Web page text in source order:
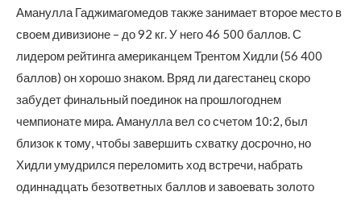
Аманулла Гаджимагомедов также занимает второе место в
своем дивизионе – до 92 кг. У него 46 500 баллов. С
лидером рейтинга американцем Трентом Хидли (56 400
баллов) он хорошо знаком. Вряд ли дагестанец скоро
забудет финальный поединок на прошлогоднем
чемпионате мира. Аманулла вел со счетом 10:2, был
близок к тому, чтобы завершить схватку досрочно, но
Хидли умудрился переломить ход встречи, набрать
одиннадцать безответных баллов и завоевать золото